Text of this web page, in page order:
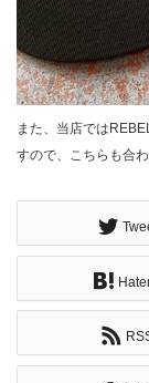
また、当店では
すので、こちらも合